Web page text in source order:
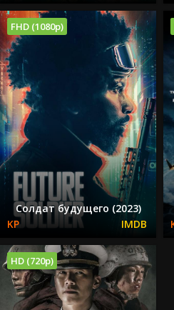
FHD (1080p)
Cолдат будущего (2023)
HD (720p)